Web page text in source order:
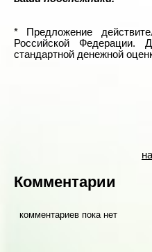
* Предложение
Российской Федерации.
стандартной денежной
Комментарии
комментариев пока нет